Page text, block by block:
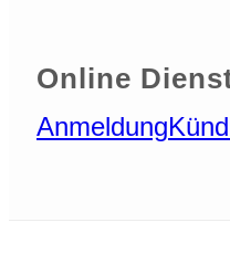
Online
Anmeldung